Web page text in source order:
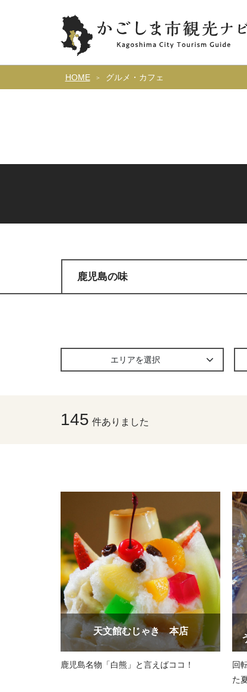
HOME グルメ・カフェ
鹿児島の味
エリアを選択
145 件ありました
天文館むじゃき 本店
鹿児島名物「白熊」と言えばココ！
回
た